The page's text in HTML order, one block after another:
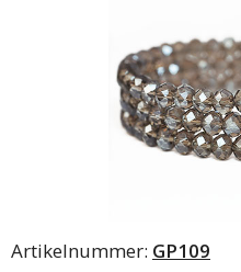
Artikelnummer: GP109